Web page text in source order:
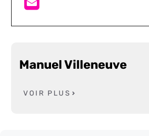
Manuel Villeneuve
VOIR PLUS